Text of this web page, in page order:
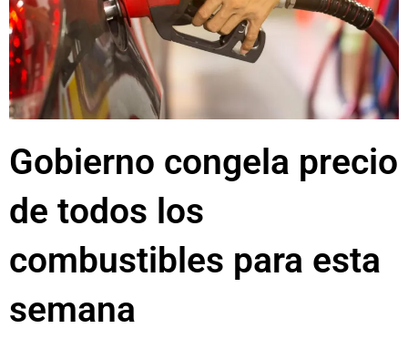
Gobierno congela precio
de todos los
combustibles para esta
semana